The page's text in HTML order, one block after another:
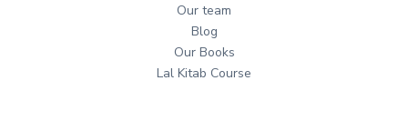
Our team
Blog
Our Books
Lal Kitab Course